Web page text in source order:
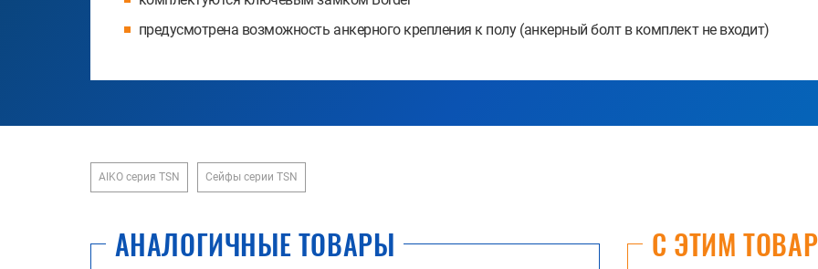
предусмотрена возможность анкерного крепления к полу (анкерный болт в комплект не входит)
AIKO серия TSN Сейфы серии TSN
АНАЛОГИЧНЫЕ ТОВАРЫ С ЭТИМ